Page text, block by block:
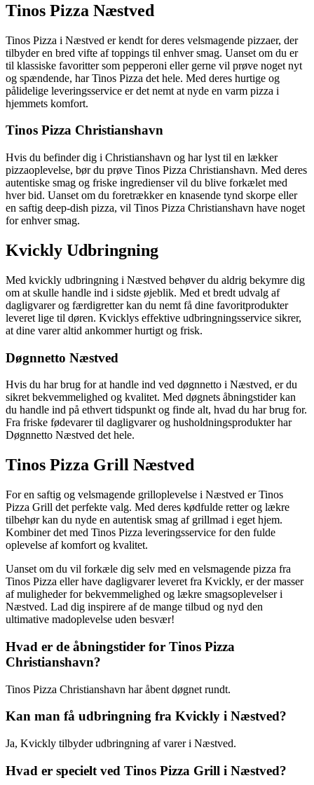
Tinos Pizza Næstved
Tinos Pizza i Næstved er kendt for deres velsmagende pizzaer, der
tilbyder en bred vifte af toppings til enhver smag. Uanset om du er
til klassiske favoritter som pepperoni eller gerne vil prøve noget nyt
og spændende, har Tinos Pizza det hele. Med deres hurtige og
pålidelige leveringsservice er det nemt at nyde en varm pizza i
hjemmets komfort.
Tinos Pizza Christianshavn
Hvis du befinder dig i Christianshavn og har lyst til en lækker
pizzaoplevelse, bør du prøve Tinos Pizza Christianshavn. Med deres
autentiske smag og friske ingredienser vil du blive forkælet med
hver bid. Uanset om du foretrækker en knasende tynd skorpe eller
en saftig deep-dish pizza, vil Tinos Pizza Christianshavn have noget
for enhver smag.
Kvickly Udbringning
Med kvickly udbringning i Næstved behøver du aldrig bekymre dig
om at skulle handle ind i sidste øjeblik. Med et bredt udvalg af
dagligvarer og færdigretter kan du nemt få dine favoritprodukter
leveret lige til døren. Kvicklys effektive udbringningsservice sikrer,
at dine varer altid ankommer hurtigt og frisk.
Døgnnetto Næstved
Hvis du har brug for at handle ind ved døgnnetto i Næstved, er du
sikret bekvemmelighed og kvalitet. Med døgnets åbningstider kan
du handle ind på ethvert tidspunkt og finde alt, hvad du har brug for.
Fra friske fødevarer til dagligvarer og husholdningsprodukter har
Døgnnetto Næstved det hele.
Tinos Pizza Grill Næstved
For en saftig og velsmagende grilloplevelse i Næstved er Tinos
Pizza Grill det perfekte valg. Med deres kødfulde retter og lækre
tilbehør kan du nyde en autentisk smag af grillmad i eget hjem.
Kombiner det med Tinos Pizza leveringsservice for den fulde
oplevelse af komfort og kvalitet.
Uanset om du vil forkæle dig selv med en velsmagende pizza fra
Tinos Pizza eller have dagligvarer leveret fra Kvickly, er der masser
af muligheder for bekvemmelighed og lækre smagsoplevelser i
Næstved. Lad dig inspirere af de mange tilbud og nyd den
ultimative madoplevelse uden besvær!
Hvad er de åbningstider for Tinos Pizza
Christianshavn?
Tinos Pizza Christianshavn har åbent døgnet rundt.
Kan man få udbringning fra Kvickly i Næstved?
Ja, Kvickly tilbyder udbringning af varer i Næstved.
Hvad er specielt ved Tinos Pizza Grill i Næstved?